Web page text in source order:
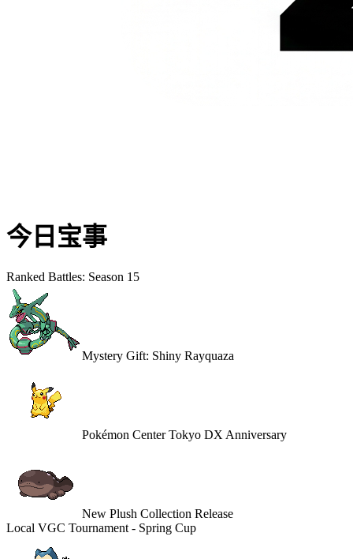
今日 宝事
Ranked Battles: Season 15
Mystery Gift: Shiny Rayquaza
Pokémon Center Tokyo DX Anniversary
New Plush Collection Release
Local VGC Tournament - Spring Cup